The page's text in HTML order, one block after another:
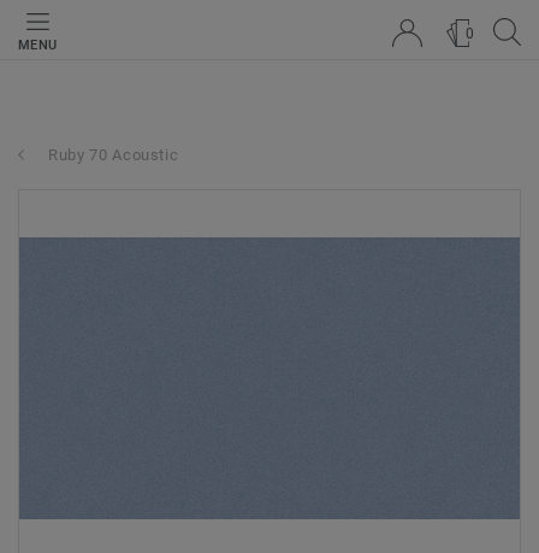
MENU
0
Ruby 70 Acoustic